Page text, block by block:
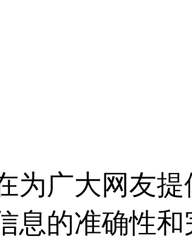
为广大网友
息的准确性